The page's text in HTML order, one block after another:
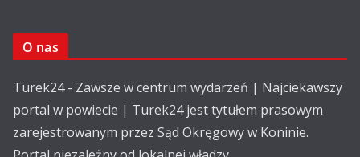
O nas
Turek24 - Zawsze w centrum wydarzeń | Najciekawszy
portal w powiecie | Turek24 jest tytułem prasowym
zarejestrowanym przez Sąd Okręgowy w Koninie.